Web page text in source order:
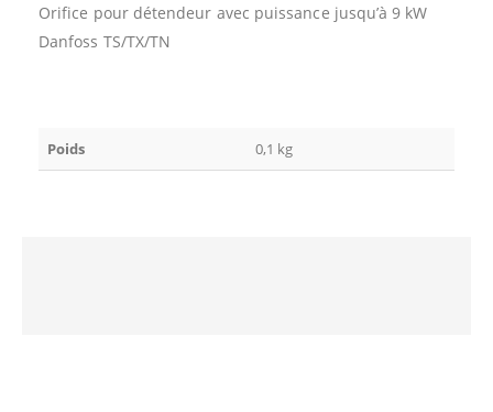
Orifice pour détendeur avec puissance jusqu’à 9 kW
Danfoss TS/TX/TN
Poids 0,1 kg